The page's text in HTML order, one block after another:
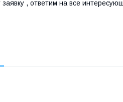
, ответим на все